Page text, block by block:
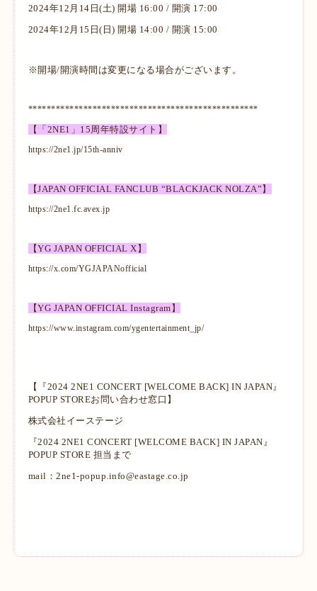
2024年12月14日(土) 開場 16:00 / 開演 17:00
2024年12月15日(日) 開場 14:00 / 開演 15:00
※開場/開演時間は変更になる場合がございます。
**************************************************
【「2NE1」15周年特設サイト】
https://2ne1.jp/15th-anniv
【JAPAN OFFICIAL FANCLUB “BLACKJACK NOLZA”】
https://2ne1.fc.avex.jp
【YG JAPAN OFFICIAL X】
https://x.com/YGJAPANofficial
【YG JAPAN OFFICIAL Instagram】
https://www.instagram.com/ygentertainment_jp/
【『2024 2NE1 CONCERT [WELCOME BACK] IN JAPAN』
POPUP STOREお問い合わせ窓口】
株式会社イーステージ
『2024 2NE1 CONCERT [WELCOME BACK] IN JAPAN』
POPUP STORE 担当まで
mail：2ne1-popup.info@eastage.co.jp